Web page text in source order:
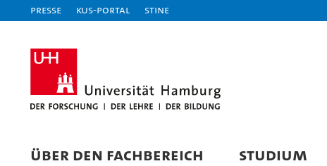
Presse KUS-Portal STiNE
ÜBER DEN FACHBEREICH STUDIUM